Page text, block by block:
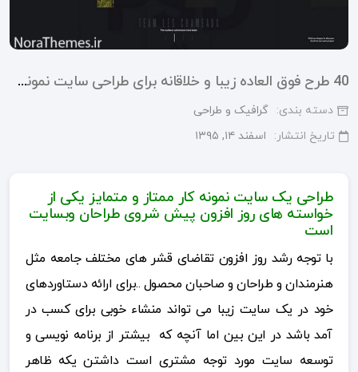
40 طرح فوق العاده زیبا و خلاقانه برای طراحی سایت نمونه کار
دسته بندی: گرافیک و طراحی
تاریخ انتشار:
اسفند ۱۴, ۱۳۹۵
طراحی یک سایت نمونه کار ممتاز و متمایز یکی از
خواسته های روز افزون پیش شروی طراحان وبسایت
است
با توجه رشد روز افزون تقاضای قشر های مختلف جامعه مثل
هنرمندان و طراحان و صاحبان محصول ..برای ارائه دستاوردهای
خود در یک سایت زیبا می تواند منشاء خوبی برای کسب در
آمد باشد در این بین اما آنچه که بیشتر از برنامه نویسی و
توسعه سایت مورد توجه مشتری است داشتن یکه ظاهر